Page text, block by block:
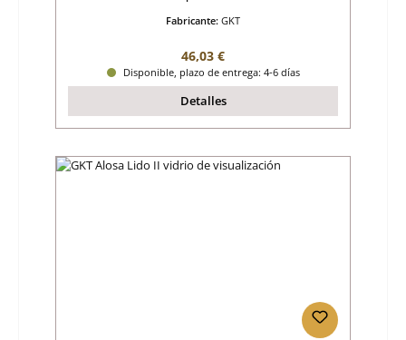
Fabricante: GKT
Precio normal:
46,03 €
Disponible, plazo de entrega: 4-6 días
Detalles